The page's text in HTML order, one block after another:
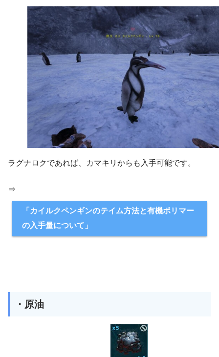
ラグナロクであれば、カマキリからも入手可能です。
⇒
「カイルクペンギンのテイム方法と有機ポリマー
の入手量について」
・原油